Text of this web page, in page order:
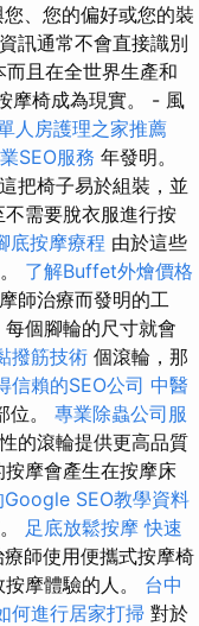
、您的偏好或您的裝
訊通常不會直接識別
且在全世界生產和
摩椅成為現實。 - 風
人房護理之家推薦
SEO服務 年發明。
這把椅子易於組裝，並
需要脫衣服進行按
底按摩療程 由於這些
了解Buffet外燴價格
師治療而發明的工
個腳輪的尺寸就會
撥筋技術 個滾輪，那
信賴的SEO公司 中醫
位。 專業除蟲公司服
的滾輪提供更高品質
摩會產生在按摩床
SEO教學資料
足底放鬆按摩快速
師使用便攜式按摩椅
摩體驗的人。 台中
何進行居家打掃 對於